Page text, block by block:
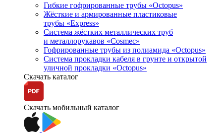
Гибкие гофрированные трубы «Octopus»
Жёсткие и армированные пластиковые
трубы «Express»
Система жёстких металлических труб
и металлорукавов «Cosmec»
Гофрированные трубы из полиамида «Octopus»
Система прокладки кабеля в грунте и открытой
уличной прокладки «Octopus»
Скачать каталог
Скачать мобильный каталог